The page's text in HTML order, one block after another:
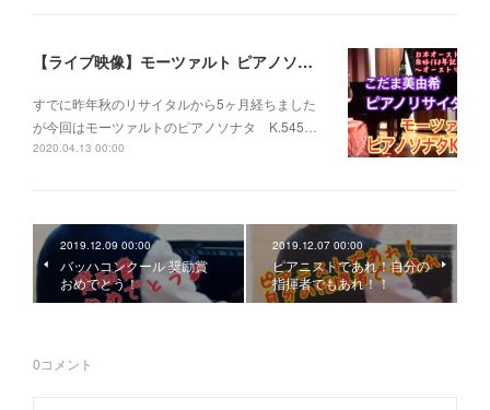
【ライブ映像】モーツァルト ピアノソナタ K.545 こだま美由希ピアノリサイタルより
すでに昨年秋のリサイタルから5ヶ月経ちました
が今回はモーツァルトのピアノソナタ K.545…
2020.04.13 00:00
2019.12.09 00:00
バッハコンクール 奨励賞
おめでとう！
2019.12.07 00:00
ピアニストであれ！自分の
指揮者でもあれ！！
0コメント